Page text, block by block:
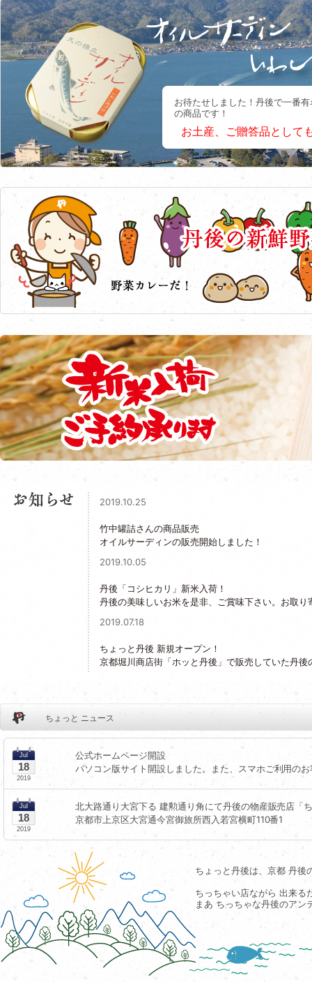
お待たせしました！丹後で一番
の商品です！
お土産、ご贈答品として
2019.10.25
竹中罐詰さんの商品販売
オイルサーディンの販売開始しました！
2019.10.05
丹後「コシヒカリ」新米入荷！
丹後の美味しいお米を是非、ご賞味下さい。お取り
2019.07.18
ちょっと丹後 新規オープン！
京都堀川商店街「ホッと丹後」で販売していた丹
ちょっと ニュース
Jul
18
2019
公式ホームページ開設
パソコン版サイト開設しました。また、スマホご利用の
Jul
18
2019
北大路通り大宮下る 建勲通り角にて丹後の物産販売店「
京都市上京区大宮通今宮御旅所西入若宮横町110番1
ちょっと丹後は、京都 丹後
ちっちゃい店ながら 出来る
まあ ちっちゃな丹後のアン